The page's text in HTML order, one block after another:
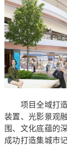
项目全域打造
装置、光影景观
围、文化底蕴的
成功打造集城市